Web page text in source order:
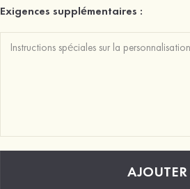
Exigences supplémentaires :